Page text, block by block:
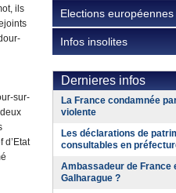
ils
sur-
d’Etat
Elections européennes
Infos insolites
Dernieres infos
La France condamnée
violente
Les déclarations de
consultables en
Ambassadeur de France
Galharague ?